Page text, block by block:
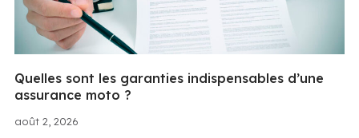
août 2, 2026
Quelles sont les garanties indispensables d’une
assurance moto ?